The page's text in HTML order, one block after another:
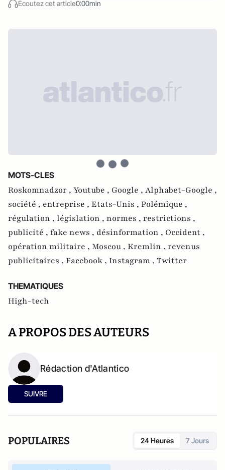
Écoutez cet article0:00min
MOTS-CLES
Roskomnadzor , Youtube , Google , Alphabet-Google ,
société , entreprise , Etats-Unis , Polémique ,
régulation , législation , normes , restrictions ,
publicité , fake news , désinformation , Occident ,
opération militaire , Moscou , Kremlin , revenus
publicitaires , Facebook , Instagram , Twitter
THEMATIQUES
High-tech
A PROPOS DES AUTEURS
Rédaction d'Atlantico
SUIVRE
POPULAIRES 24 Heures 7 Jours